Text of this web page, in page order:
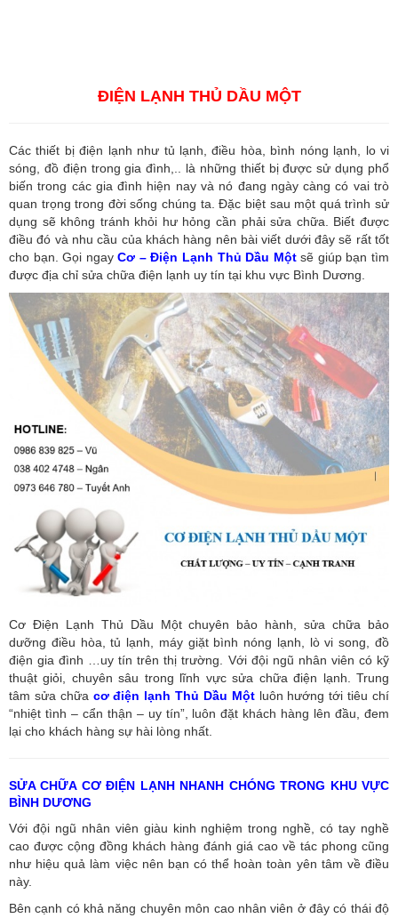
ĐIỆN LẠNH THỦ DẦU MỘT
Các thiết bị điện lạnh như tủ lạnh, điều hòa, bình nóng lạnh, lo vi
sóng, đồ điện trong gia đình,.. là những thiết bị được sử dụng phổ
biến trong các gia đình hiện nay và nó đang ngày càng có vai trò
quan trọng trong đời sống chúng ta. Đặc biệt sau một quá trình sử
dụng sẽ không tránh khỏi hư hỏng cần phải sửa chữa. Biết được
điều đó và nhu cầu của khách hàng nên bài viết dưới đây sẽ rất tốt
cho bạn. Gọi ngayCơ – Điện Lạnh Thủ Dầu Một sẽ giúp bạn tìm
được địa chỉ sửa chữa điện lạnh uy tín tại khu vực Bình Dương.
Cơ Điện Lạnh Thủ Dầu Một chuyên bảo hành, sửa chữa bảo
dưỡng điều hòa, tủ lạnh, máy giặt bình nóng lạnh, lò vi song, đồ
điện gia đình …uy tín trên thị trường. Với đội ngũ nhân viên có kỹ
thuật giỏi, chuyên sâu trong lĩnh vực sửa chữa điện lạnh. Trung
tâm sửa chữa cơ điện lạnh Thủ Dầu Mộtluôn hướng tới tiêu chí
“nhiệt tình – cẩn thận – uy tín”, luôn đặt khách hàng lên đầu, đem
lại cho khách hàng sự hài lòng nhất.
SỬA CHỮA CƠ ĐIỆN LẠNH NHANH CHÓNG TRONG KHU VỰC
BÌNH DƯƠNG
Với đội ngũ nhân viên giàu kinh nghiệm trong nghề, có tay nghề
cao được cộng đồng khách hàng đánh giá cao về tác phong cũng
như hiệu quả làm việc nên bạn có thể hoàn toàn yên tâm về điều
này.
Bên cạnh có khả năng chuyên môn cao nhân viên ở đây có thái độ